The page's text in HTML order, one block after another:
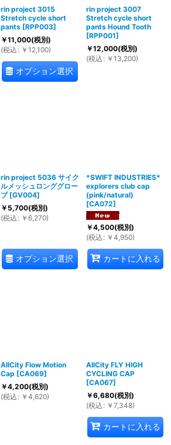
rin project 3015
Stretch cycle short
pants [RPP003]
￥11,000(税別)
(税込 : ￥ 12,100)
オプション選択
rin project 3007
Stretch cycle short
pants Hound Tooth
[RPP001]
￥12,000(税別)
(税込 : ￥ 13,200)
rin project 5036 サイク
ルメッシュロンググロー
ブ [GV004]
￥5,700(税別)
(税込 : ￥ 6,270)
オプション選択
*SWIFT INDUSTRIES*
explorers club cap
(pink/natural)
[CA072]
￥4,500(税別)
(税込 : ￥ 4,950)
カートに入れる
AllCity Flow Motion
Cap [CA069]
￥4,200(税別)
(税込 : ￥ 4,620)
AllCity FLY HIGH
CYCLING CAP
[CA067]
￥6,680(税別)
(税込 : ￥ 7,348)
カートに入れる